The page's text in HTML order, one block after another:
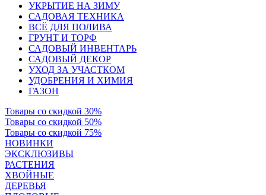
УКРЫТИЕ НА ЗИМУ
САДОВАЯ ТЕХНИКА
ВСЁ ДЛЯ ПОЛИВА
ГРУНТ И ТОРФ
САДОВЫЙ ИНВЕНТАРЬ
САДОВЫЙ ДЕКОР
УХОД ЗА УЧАСТКОМ
УДОБРЕНИЯ И ХИМИЯ
ГАЗОН
Товары со скидкой 30%
Товары со скидкой 50%
Товары со скидкой 75%
НОВИНКИ
ЭКСКЛЮЗИВЫ
РАСТЕНИЯ
ХВОЙНЫЕ
ДЕРЕВЬЯ